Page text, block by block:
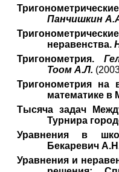
Панчишкин
неравенства.
Тригонометрия.
Тоом А.Л.
Тригонометрия на
математике в
Тысяча задач
Турнира
Уравнения в
Бекаревич
Уравнения и